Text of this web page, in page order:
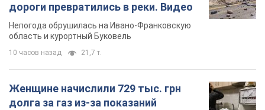
дороги превратились в реки. Видео
Непогода обрушилась на Ивано-Франковскую
область и курортный Буковель
10 часов назад 21,7 т.
Женщине начислили 729 тыс. грн
долга за газ из-за показаний